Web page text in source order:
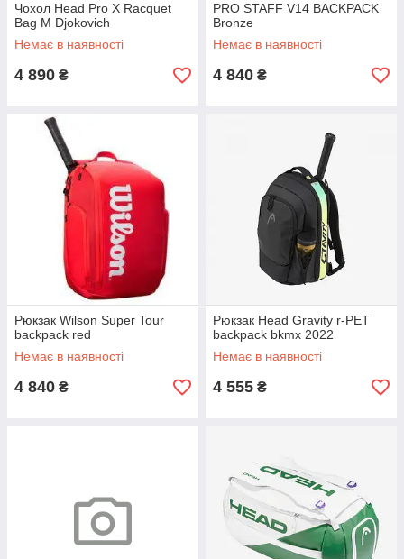
Чохол Head Pro X Racquet
Bag M Djokovich
Немає в наявності
4 890 ₴
PRO STAFF V14 BACKPACK
Bronze
Немає в наявності
4 840 ₴
Рюкзак Wilson Super Tour
backpack red
Немає в наявності
4 840 ₴
Рюкзак Head Gravity r-PET
backpack bkmx 2022
Немає в наявності
4 555 ₴